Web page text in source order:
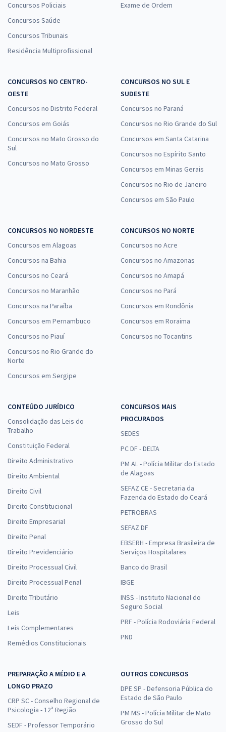
Concursos Policiais
Concursos Saúde
Concursos Tribunais
Residência Multiprofissional
Exame de Ordem
CONCURSOS NO CENTRO-
OESTE
Concursos no Distrito Federal
Concursos em Goiás
Concursos no Mato Grosso do
Sul
Concursos no Mato Grosso
CONCURSOS NO SUL E
SUDESTE
Concursos no Paraná
Concursos no Rio Grande do Sul
Concursos em Santa Catarina
Concursos no Espírito Santo
Concursos em Minas Gerais
Concursos no Rio de Janeiro
Concursos em São Paulo
CONCURSOS NO NORDESTE
Concursos em Alagoas
Concursos na Bahia
Concursos no Ceará
Concursos no Maranhão
Concursos na Paraíba
Concursos em Pernambuco
Concursos no Piauí
Concursos no Rio Grande do
Norte
Concursos em Sergipe
CONCURSOS NO NORTE
Concursos no Acre
Concursos no Amazonas
Concursos no Amapá
Concursos no Pará
Concursos em Rondônia
Concursos em Roraima
Concursos no Tocantins
CONTEÚDO JURÍDICO
Consolidação das Leis do
Trabalho
Constituição Federal
Direito Administrativo
Direito Ambiental
Direito Civil
Direito Constitucional
Direito Empresarial
Direito Penal
Direito Previdenciário
Direito Processual Civil
Direito Processual Penal
Direito Tributário
Leis
Leis Complementares
Remédios Constitucionais
CONCURSOS MAIS
PROCURADOS
SEDES
PC DF - DELTA
PM AL - Polícia Militar do Estado
de Alagoas
SEFAZ CE - Secretaria da
Fazenda do Estado do Ceará
PETROBRAS
SEFAZ DF
EBSERH - Empresa Brasileira de
Serviços Hospitalares
Banco do Brasil
IBGE
INSS - Instituto Nacional do
Seguro Social
PRF - Polícia Rodoviária Federal
PND
PREPARAÇÃO A MÉDIO E A
LONGO PRAZO
CRP SC - Conselho Regional de
Psicologia - 12ª Região
SEDF - Professor Temporário
OUTROS CONCURSOS
DPE SP - Defensoria Pública do
Estado de São Paulo
PM MS - Polícia Militar de Mato
Grosso do Sul